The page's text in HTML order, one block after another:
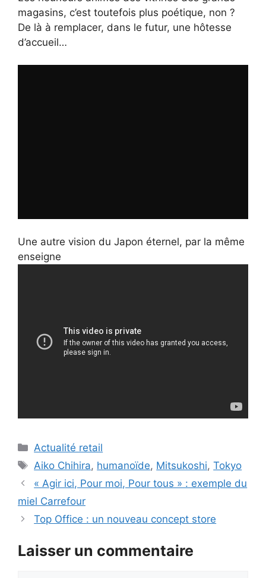
magasins, c’est toutefois plus poétique, non ?
De là à remplacer, dans le futur, une hôtesse
d’accueil…
Une autre vision du Japon éternel, par la même
enseigne
Catégories
Actualité retail
Étiquettes
Aiko Chihira, humanoïde, Mitsukoshi,Tokyo
« Agir ici, Pour moi, Pour tous » : exemple du
miel Carrefour
Top Office : un nouveau concept store
Laisser un commentaire